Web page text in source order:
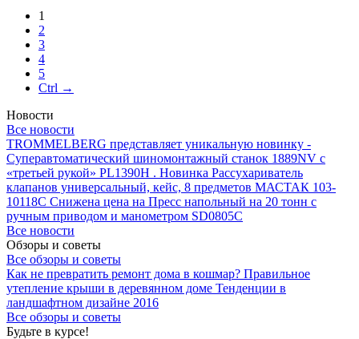
1
2
3
4
5
Ctrl →
Новости
Все новости
TROMMELBERG представляет уникальную новинку -
Суперавтоматический шиномонтажный станок 1889NV с
«третьей рукой» PL1390H . Новинка Рассухариватель
клапанов универсальный, кейс, 8 предметов МАСТАК 103-
10118C Снижена цена на Пресс напольный на 20 тонн с
ручным приводом и манометром SD0805C
Все новости
Обзоры и советы
Все обзоры и советы
Как не превратить ремонт дома в кошмар? Правильное
утепление крыши в деревянном доме Тенденции в
ландшафтном дизайне 2016
Все обзоры и советы
Будьте в курсе!